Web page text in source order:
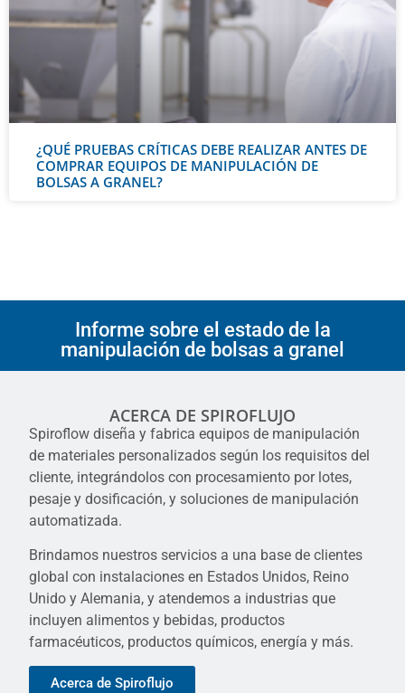
¿QUÉ PRUEBAS CRÍTICAS DEBE REALIZAR ANTES DE
COMPRAR EQUIPOS DE MANIPULACIÓN DE
BOLSAS A GRANEL?
Informe sobre el estado de la
manipulación de bolsas a granel
ACERCA DE SPIROFLUJO
Spiroflow diseña y fabrica equipos de manipulación
de materiales personalizados según los requisitos del
cliente, integrándolos con procesamiento por lotes,
pesaje y dosificación, y soluciones de manipulación
automatizada.
Brindamos nuestros servicios a una base de clientes
global con instalaciones en Estados Unidos, Reino
Unido y Alemania, y atendemos a industrias que
incluyen alimentos y bebidas, productos
farmacéuticos, productos químicos, energía y más.
Acerca de Spiroflujo